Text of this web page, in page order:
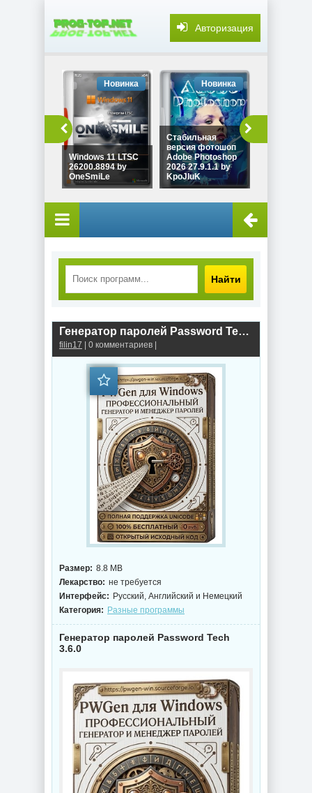
Авторизация
Windows 11 LTSC
26200.8894 by
OneSmiLe
Новинка
Стабильная
версия фотошоп
Adobe Photoshop
2026 27.9.1.1 by
KpoJIuK
Новинка
Найти
Генератор паролей Password Tech 3.6.0
filin17 | 0 комментариев |
Размер: 8.8 MB
Лекарство: не требуется
Интерфейс: Русский, Английский и Немецкий
Категория: Разные программы
Генератор паролей Password Tech
3.6.0